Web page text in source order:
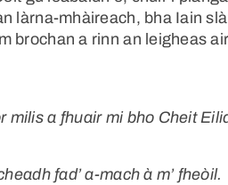
làrna-mhàireach, bha Iain
brochan a rinn an leigheas
milis a fhuair mi bho Cheit
fad’ a-mach à m’ fheòil.